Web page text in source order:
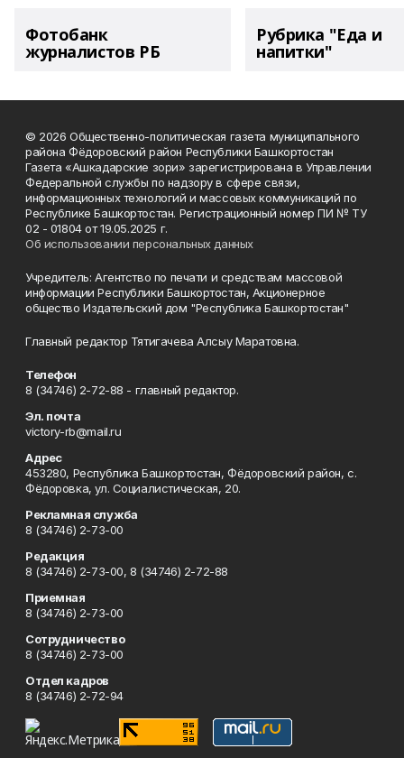
Фотобанк
журналистов РБ
Рубрика "Еда и
напитки"
© 2026 Общественно-политическая газета муниципального
района Фёдоровский район Республики Башкортостан
Газета «Ашкадарские зори» зарегистрирована в Управлении
Федеральной службы по надзору в сфере связи,
информационных технологий и массовых коммуникаций по
Республике Башкортостан. Регистрационный номер ПИ № ТУ
02 - 01804 от 19.05.2025 г.
Об использовании персональных данных
Учредитель: Агентство по печати и средствам массовой
информации Республики Башкортостан, Акционерное
общество Издательский дом "Республика Башкортостан"
Главный редактор Тятигачева Алсыу Маратовна.
Телефон
8 (34746) 2-72-88 - главный редактор.
Эл. почта
victory-rb@mail.ru
Адрес
453280, Республика Башкортостан, Фёдоровский район, с.
Фёдоровка, ул. Социалистическая, 20.
Рекламная служба
8 (34746) 2-73-00
Редакция
8 (34746) 2-73-00, 8 (34746) 2-72-88
Приемная
8 (34746) 2-73-00
Сотрудничество
8 (34746) 2-73-00
Отдел кадров
8 (34746) 2-72-94